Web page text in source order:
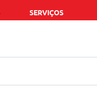
SERVIÇOS